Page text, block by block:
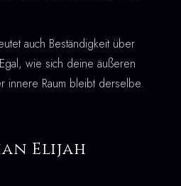
auch Beständigkeit über
wie sich deine äußeren
innere Raum bleibt derselbe.
Elijah